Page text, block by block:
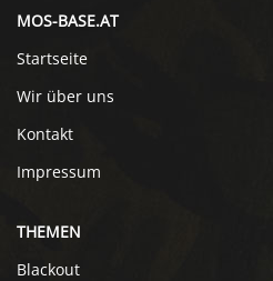
MOS-BASE.AT
Startseite
Wir über uns
Kontakt
Impressum
THEMEN
Blackout